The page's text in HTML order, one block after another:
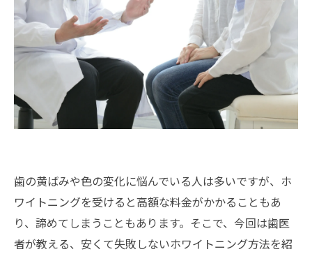
歯の黄ばみや色の変化に悩んでいる人は多いですが、ホ
ワイトニングを受けると高額な料金がかかることもあ
り、諦めてしまうこともあります。そこで、今回は歯医
者が教える、安くて失敗しないホワイトニング方法を紹